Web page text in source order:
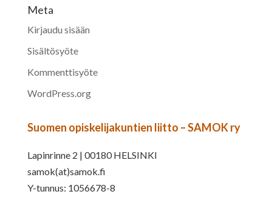
Meta
Kirjaudu sisään
Sisältösyöte
Kommenttisyöte
WordPress.org
Suomen opiskelijakuntien liitto – SAMOK ry
Lapinrinne 2 | 00180 HELSINKI
samok(at)samok.fi
Y-tunnus: 1056678-8